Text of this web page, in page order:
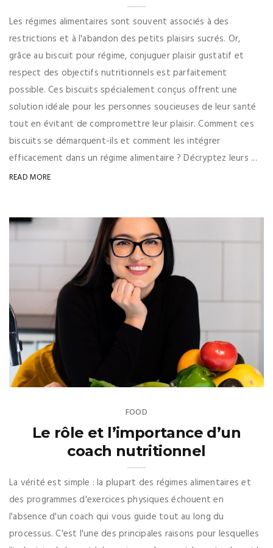
Les régimes alimentaires sont souvent associés à des
restrictions et à l'abandon des petits plaisirs sucrés. Or,
grâce au biscuit pour régime, conjuguer plaisir gustatif et
respect des objectifs nutritionnels est parfaitement
possible. Ces biscuits spécialement conçus offrent une
solution idéale pour les personnes soucieuses de leur santé
tout en évitant de compromettre leur plaisir. Comment ces
biscuits se démarquent-ils et comment les intégrer
efficacement dans un régime alimentaire ? Décryptez leurs ...
READ MORE
FOOD
Le rôle et l’importance d’un
coach nutritionnel
La vérité est simple : la plupart des régimes alimentaires et
des programmes d'exercices physiques échouent en
l'absence d'un coach qui vous guide tout au long du
processus. C'est l'une des principales raisons pour lesquelles